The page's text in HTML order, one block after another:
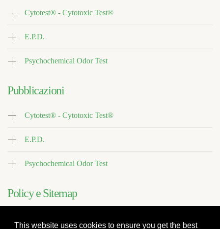
This website uses cookies to ensure you get the best
Cytotest® - Cytotoxic Test®
E.P.D.
Psychochemical Odor Test
Pubblicazioni
Cytotest® - Cytotoxic Test®
E.P.D.
Psychochemical Odor Test
Policy e Sitemap
Sitemap